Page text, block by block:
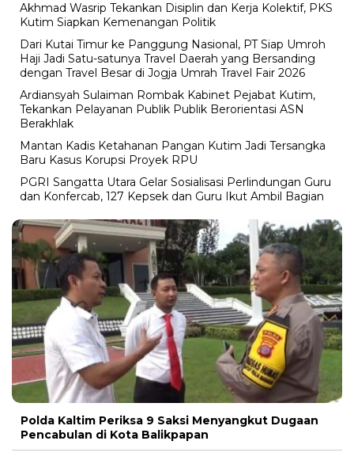
Akhmad Wasrip Tekankan Disiplin dan Kerja Kolektif, PKS
Kutim Siapkan Kemenangan Politik
Dari Kutai Timur ke Panggung Nasional, PT Siap Umroh
Haji Jadi Satu-satunya Travel Daerah yang Bersanding
dengan Travel Besar di Jogja Umrah Travel Fair 2026
Ardiansyah Sulaiman Rombak Kabinet Pejabat Kutim,
Tekankan Pelayanan Publik Publik Berorientasi ASN
Berakhlak
Mantan Kadis Ketahanan Pangan Kutim Jadi Tersangka
Baru Kasus Korupsi Proyek RPU
PGRI Sangatta Utara Gelar Sosialisasi Perlindungan Guru
dan Konfercab, 127 Kepsek dan Guru Ikut Ambil Bagian
Polda Kaltim Periksa 9 Saksi Menyangkut Dugaan
Pencabulan di Kota Balikpapan